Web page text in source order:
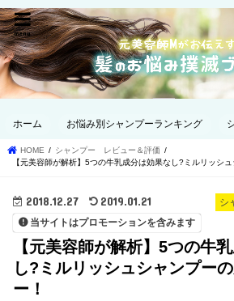
menu
ホーム お悩み別シャンプーランキング
HOME
シャンプー レビュー＆評価
【元美容師が解析】5つの牛乳成分は効果なし?ミルリッシ
シ
2018.12.27 2019.01.21
当サイトはプロモーションを含みます
【元美容師が解析】5つの牛
し?ミルリッシュシャンプー
ー！